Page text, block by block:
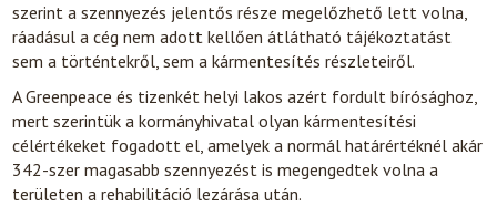
szerint a szennyezés jelentős része megelőzhető lett volna,
ráadásul a cég nem adott kellően átlátható tájékoztatást
sem a történtekről, sem a kármentesítés részleteiről.
A Greenpeace és tizenkét helyi lakos azért fordult bírósághoz,
mert szerintük a kormányhivatal olyan kármentesítési
célértékeket fogadott el, amelyek a normál határértéknél akár
342-szer magasabb szennyezést is megengedtek volna a
területen a rehabilitáció lezárása után.